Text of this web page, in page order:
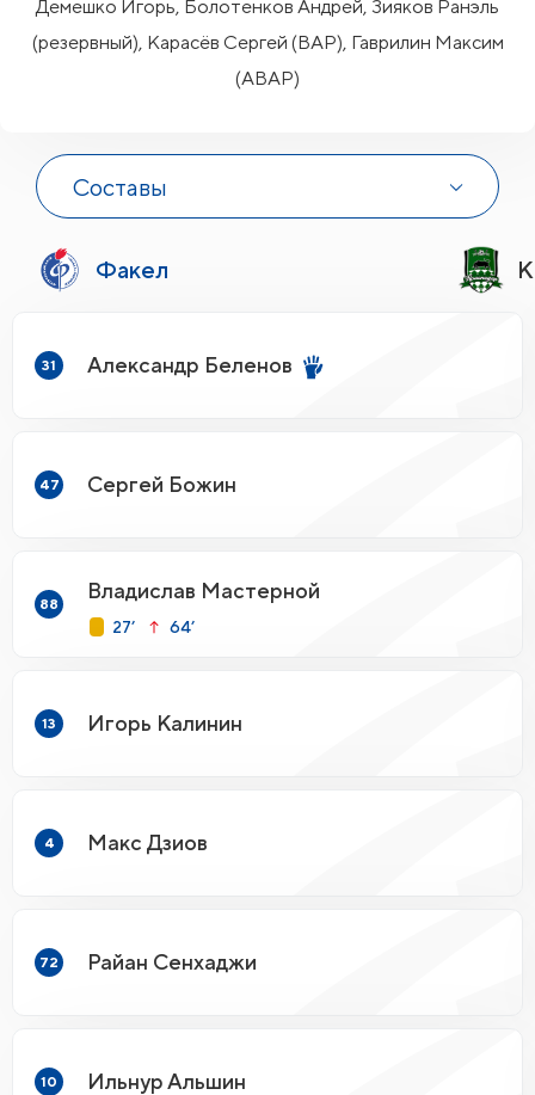
Демешко Игорь, Болотенков Андрей, Зияков Ранэль
(резервный), Карасёв Сергей (ВАР), Гаврилин Максим
(АВАР)
Составы
Факел
31 Александр Беленов
47 Сергей Божин
88
Владислав Мастерной
27’ 64’
13 Игорь Калинин
4 Макс Дзиов
72 Райан Сенхаджи
10 Ильнур Альшин